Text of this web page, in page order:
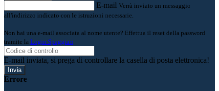
E-mail Verrà inviato un messaggio
all'indirizzo indicato con le istruzioni necessarie.
Non hai una e-mail associata al nome utente? Effettua il reset della password
tramite la Login Spaggiari
E-mail inviata, si prega di controllare la casella di posta elettronica!
Errore